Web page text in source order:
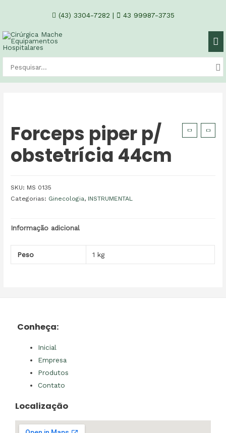
(43) 3304-7282 | 43 99987-3735
Forceps piper p/
obstetrícia 44cm
SKU: MS 0135
Categorias: Ginecologia, INSTRUMENTAL
Informação adicional
Peso 1 kg
Conheça:
Inicial
Empresa
Produtos
Contato
Localização